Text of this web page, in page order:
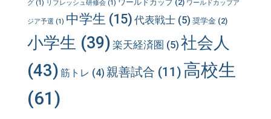
グ (1) リフレッシュ研修会 (1) ワールドカップ(2) ワールドカップア
ジア予選 (1) 中学生 (15) 代表戦士 (5) 奨学金 (2)
小学生 (39) 楽天経済圏 (5) 社会人
(43) 筋トレ (4) 親善試合 (11) 高校生
(61)